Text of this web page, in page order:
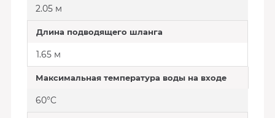
2.05 м
Длина подводящего шланга
1.65 м
Максимальная температура воды на входе
60°C